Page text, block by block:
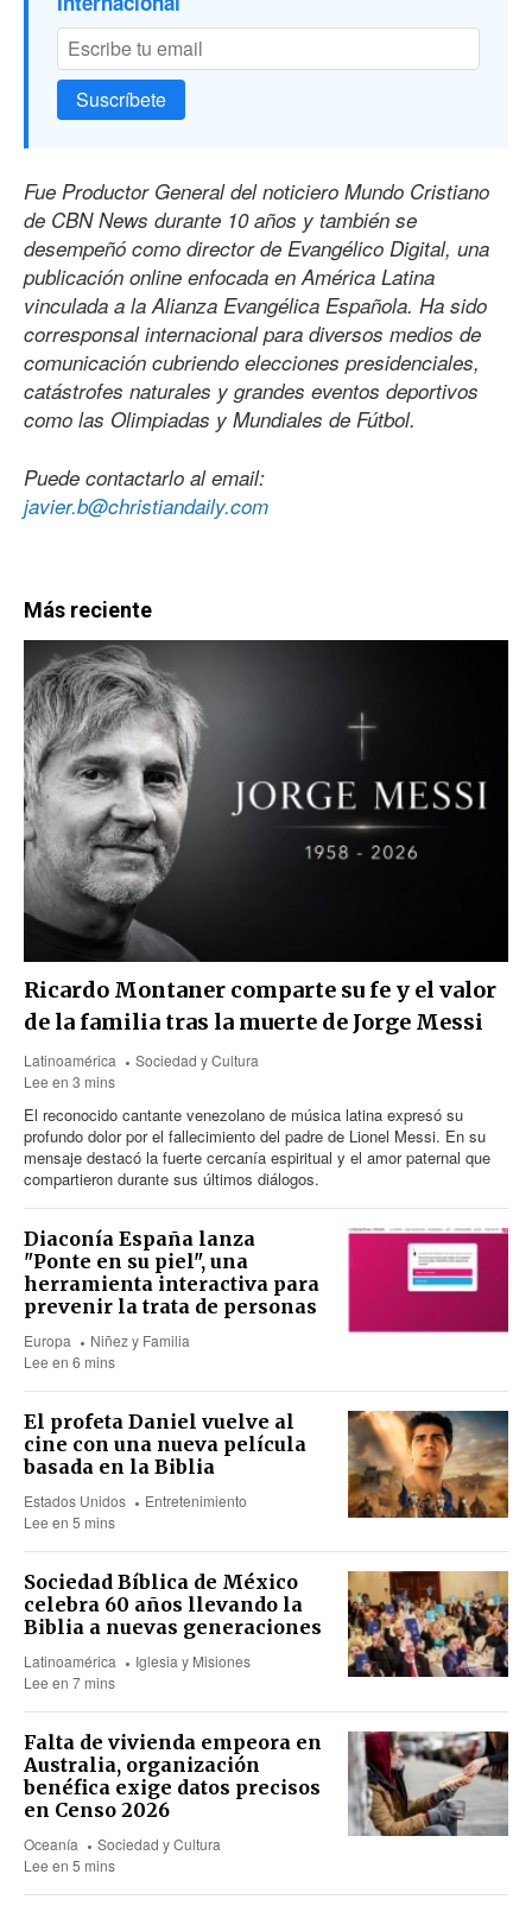
Suscríbete
Fue Productor General del noticiero Mundo Cristiano
de CBN News durante 10 años y también se
desempeñó como director de Evangélico Digital, una
publicación online enfocada en América Latina
vinculada a la Alianza Evangélica Española. Ha sido
corresponsal internacional para diversos medios de
comunicación cubriendo elecciones presidenciales,
catástrofes naturales y grandes eventos deportivos
como las Olimpiadas y Mundiales de Fútbol.
Puede contactarlo al email:
javier.b@christiandaily.com
Más reciente
Ricardo Montaner comparte su fe y el valor
de la familia tras la muerte de Jorge Messi
Latinoamérica
Sociedad y Cultura
Lee en 3 mins
El reconocido cantante venezolano de música latina expresó su
profundo dolor por el fallecimiento del padre de Lionel Messi. En su
mensaje destacó la fuerte cercanía espiritual y el amor paternal que
compartieron durante sus últimos diálogos.
Diaconía España lanza
"Ponte en su piel", una
herramienta interactiva para
prevenir la trata de personas
Europa
Niñez y Familia
Lee en 6 mins
El profeta Daniel vuelve al
cine con una nueva película
basada en la Biblia
Estados Unidos
Entretenimiento
Lee en 5 mins
Sociedad Bíblica de México
celebra 60 años llevando la
Biblia a nuevas generaciones
Latinoamérica
Iglesia y Misiones
Lee en 7 mins
Falta de vivienda empeora en
Australia, organización
benéfica exige datos precisos
en Censo 2026
Oceanía
Sociedad y Cultura
Lee en 5 mins